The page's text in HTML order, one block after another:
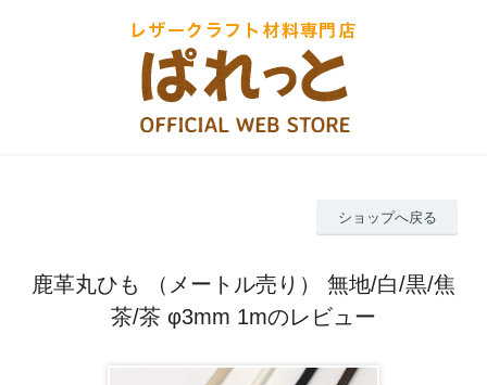
ショップへ戻る
鹿革丸ひも （メートル売り） 無地/白/黒/焦
茶/茶 φ3mm 1mのレビュー